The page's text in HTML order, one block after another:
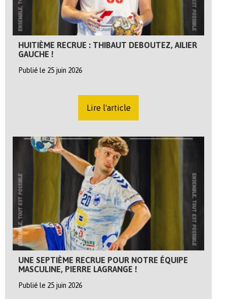
HUITIÈME RECRUE : THIBAUT DEBOUTEZ, AILIER
GAUCHE !
Publié le 25 juin 2026
Lire l'article
UNE SEPTIÈME RECRUE POUR NOTRE ÉQUIPE
MASCULINE, PIERRE LAGRANGE !
Publié le 25 juin 2026